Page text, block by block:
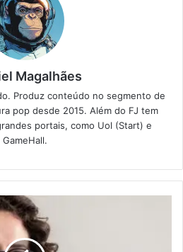
Magalhães
Produz conteúdo no segmento de
pop desde 2015. Além do FJ tem
portais, como Uol (Start) e
GameHall.